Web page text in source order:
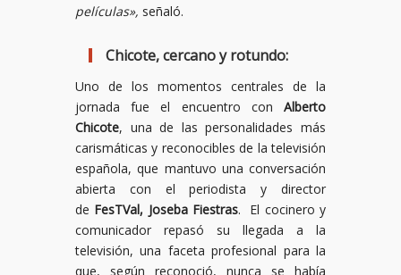
películas», señaló.
Chicote, cercano y rotundo:
Uno de los momentos centrales de la
jornada fue el encuentro con Alberto
Chicote, una de las personalidades más
carismáticas y reconocibles de la televisión
española, que mantuvo una conversación
abierta con el periodista y director
de FesTVal, Joseba Fiestras. El cocinero y
comunicador repasó su llegada a la
televisión, una faceta profesional para la
que, según reconoció, nunca se había